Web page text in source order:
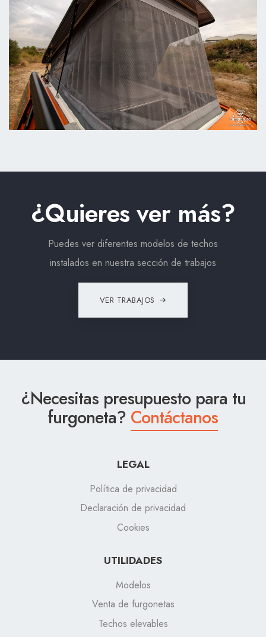
¿Quieres ver más?
Puedes ver diferentes modelos de techos
instalados en nuestra sección de trabajos
VER TRABAJOS
¿Necesitas presupuesto para tu
furgoneta? Contáctanos
LEGAL
Política de privacidad
Declaración de privacidad
Cookies
UTILIDADES
Modelos
Venta de furgonetas
Techos elevables